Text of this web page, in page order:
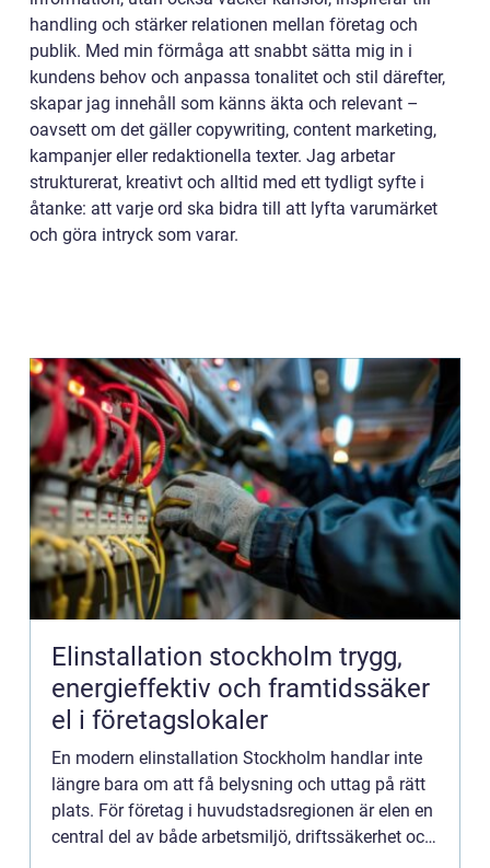
handling och stärker relationen mellan företag och
publik. Med min förmåga att snabbt sätta mig in i
kundens behov och anpassa tonalitet och stil därefter,
skapar jag innehåll som känns äkta och relevant –
oavsett om det gäller copywriting, content marketing,
kampanjer eller redaktionella texter. Jag arbetar
strukturerat, kreativt och alltid med ett tydligt syfte i
åtanke: att varje ord ska bidra till att lyfta varumärket
och göra intryck som varar.
Elinstallation stockholm trygg,
energieffektiv och framtidssäker
el i företagslokaler
En modern elinstallation Stockholm handlar inte
längre bara om att få belysning och uttag på rätt
plats. För företag i huvudstadsregionen är elen en
central del av både arbetsmiljö, driftssäkerhet och